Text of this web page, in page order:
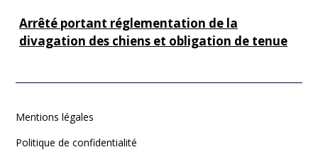
Arrêté portant réglementation de la
divagation des chiens et obligation de tenue
stade en raison de la sécheresse
Veuillez cliquer sur le titre pour en savoir plus
Mentions légales
Politique de confidentialité